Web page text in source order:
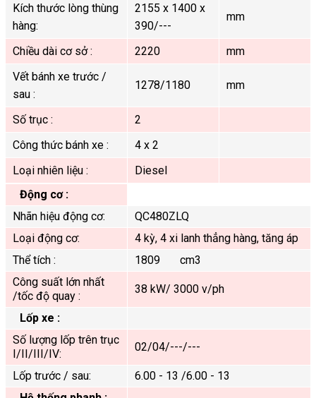
Kích thước lòng thùng
hàng:
2155 x 1400 x
390/---
mm
Chiều dài cơ sở : 2220
mm
Vết bánh xe trước /
sau :
1278/1180 mm
Số trục :
2
Công thức bánh xe :
4 x 2
Loại nhiên liệu :
Diesel
Động cơ :
Nhãn hiệu động cơ:
QC480ZLQ
Loại động cơ:
4 kỳ, 4 xi lanh thẳng hàng, tăng áp
Thể tích :
1809 cm3
Công suất lớn nhất
/tốc độ quay :
38 kW/ 3000 v/ph
Lốp xe :
Số lượng lốp trên trục
I/II/III/IV:
02/04/---/---
Lốp trước / sau:
6.00 - 13 /6.00 - 13